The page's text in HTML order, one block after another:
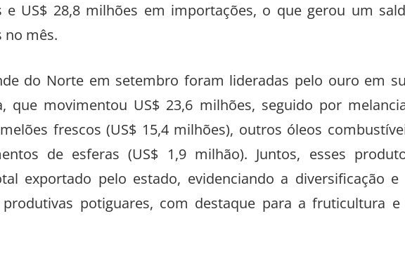
e US$ 28,8 milhões em importações, o que gerou um
no mês.
do Norte em setembro foram lideradas pelo ouro em
movimentou US$ 23,6 milhões, seguido por
frescos (US$ 15,4 milhões), outros óleos
de esferas (US$ 1,9 milhão). Juntos, esses
exportado pelo estado, evidenciando a diversificação e
potiguares, com destaque para a fruticultura e